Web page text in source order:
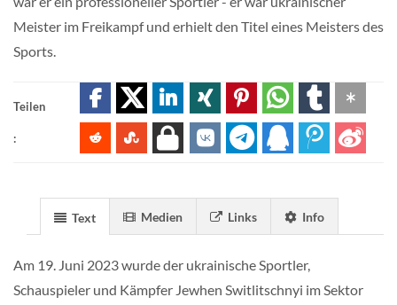
Meister im Freikampf und erhielt den Titel eines Meisters des
Sports.
Teilen
:
Text Medien Links Info
Am 19. Juni 2023 wurde der ukrainische Sportler,
Schauspieler und Kämpfer Jewhen Switlitschnyi im Sektor